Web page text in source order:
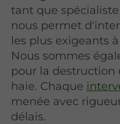
tant que
nous permet
les plus exigeants
Nous sommes
pour la destruction
haie. Chaque
menée avec
délais.